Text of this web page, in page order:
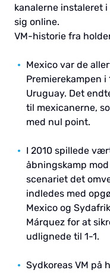
kanalerne instaleret
sig online.
VM-historie fra
Mexico var de
Premierekampen
Uruguay. Det
til mexicanerne,
med nul point.
I 2010 spillede
åbningskamp
scenariet det
indledes med
Mexico og
Márquez for at
udlignede til 1-1.
Sydkoreas VM på